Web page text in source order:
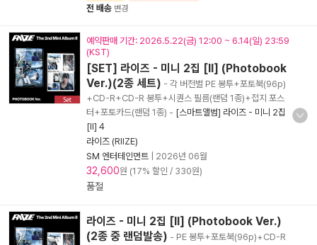
전 배송 변경
예약판매 기간: 2026.5.22(금) 12:00 ~ 6.14(일) 23:59
(KST)
[SET] 라이즈 - 미니 2집 [II] (Photobook
Ver.)(2종 세트) - 각 버전별 PE 봉투+포토북(96p)
+CD-R+CD-R 봉투+시퀀스 필름(랜덤 1종)+접지 포스
터+포토카드(랜덤 1종) - [스마트앨범] 라이즈 - 미니 2집
[II] 4
라이즈 (RIIZE)
SM 엔터테인먼트
2026년 06월
32,600원 (17% 할인 / 330원)
품절
라이즈 - 미니 2집 [II] (Photobook Ver.)
(2종 중 랜덤발송) - PE 봉투+포토북(96p)+CD-R